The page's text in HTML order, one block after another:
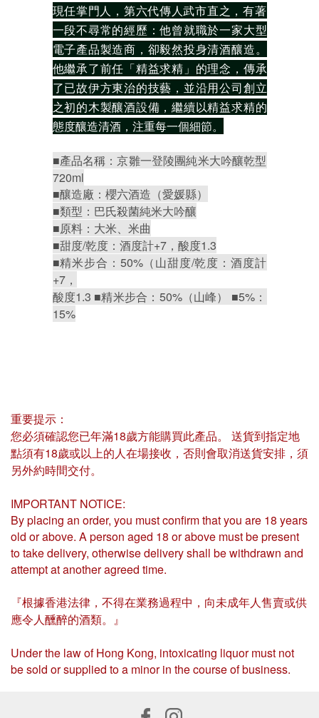
現任掌門人，第六代傳人武市直之，有著
一段不尋常的經歷：他曾就職於一家大型
電子產品製造商，卻毅然投身清酒釀造。
他繼承了前任「精益求精」的理念，傳承
了已故伊方東治的技藝，並沿用公司創立
之初的木製釀酒設備，繼續以精益求精的
態度釀造清酒，注重每一個細節。
■產品名稱：京雛一登陵團純米大吟釀乾型
720ml
■釀造廠：櫻六酒造（愛媛縣）
■類型：巴氏殺菌純米大吟釀
■原料：大米、米曲
■甜度/乾度：酒度計+7，酸度1.3
■精米步合：50%（山甜度/乾度：酒度計
+7，
酸度1.3 ■精米步合：50%（山峰） ■5%：
15%
重要提示：
您必須確認您已年滿18歲方能購買此產品。 送貨到指定地
點須有18歲或以上的人在場接收，否則會取消送貨安排，須
另外約時間交付。
IMPORTANT NOTICE:
By placing an order, you must confirm that you are 18 years
old or above. A person aged 18 or above must be present
to take delivery, otherwise delivery shall be withdrawn and
attempt at another agreed time.
『根據香港法律，不得在業務過程中，向未成年人售賣或供
應令人醺醉的酒類。』
Under the law of Hong Kong, intoxicating liquor must not
be sold or supplied to a minor in the course of business.